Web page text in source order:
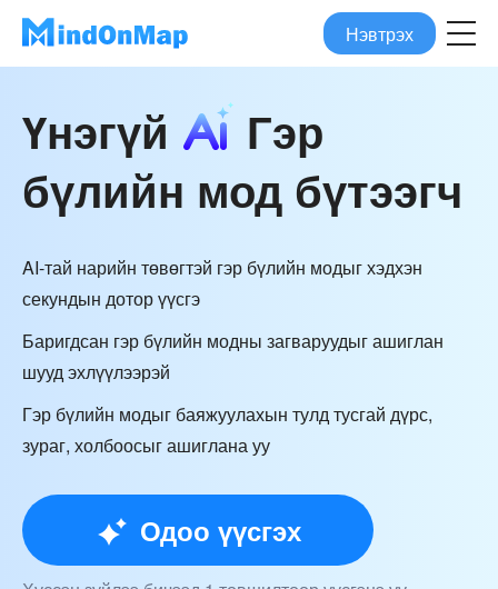
Нэвтрэх
Үнэгүй
Гэр
бүлийн мод бүтээгч
AI-тай нарийн төвөгтэй гэр бүлийн модыг хэдхэн
секундын дотор үүсгэ
Баригдсан гэр бүлийн модны загваруудыг ашиглан
шууд эхлүүлээрэй
Гэр бүлийн модыг баяжуулахын тулд тусгай дүрс,
зураг, холбоосыг ашиглана уу
Одоо үүсгэх